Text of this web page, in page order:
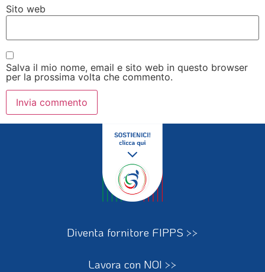
Sito web
Salva il mio nome, email e sito web in questo browser
per la prossima volta che commento.
Diventa fornitore FIPPS >>
Lavora con NOI >>